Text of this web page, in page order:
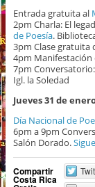
Entrada gratuita al
2pm Charla: El
de Poesía.
3pm Clase gratuita
4pm
7pm
Igl. la Soledad
Jueves 31 de
Día Nacional de
6pm a 9pm
Salón Dorado.
Compartir
Costa Rica